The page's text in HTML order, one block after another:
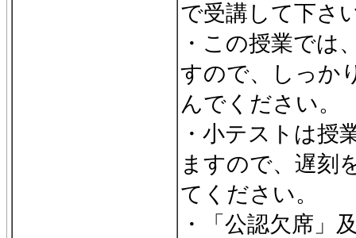
で受講して下さ
・この授業では
すので、しっか
んでください。
・小テストは授
ますので、遅刻
てください。
・「公認欠席」